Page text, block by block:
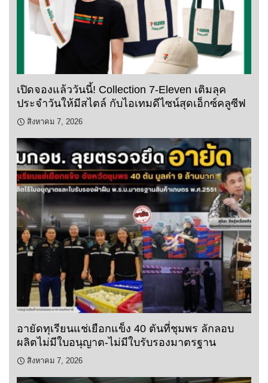
เปิดจองแล้ววันนี้! Collection 7-Eleven เติมลุค
ประจำวันให้มีสไตล์ กับไอเทมดีไซน์สุดเอ็กซ์คลูซีฟ
สิงหาคม 7, 2026
อายัดทุเรียนแช่เยือกแข็ง 40 ตันที่ชุมพร ลักลอบ
ผลิตไม่มีใบอนุญาต-ไม่มีใบรับรองมาตรฐาน
สิงหาคม 7, 2026